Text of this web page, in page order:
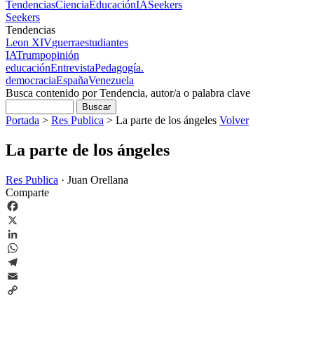
TendenciasCienciaEducaciónIASeekers
Seekers
Tendencias
Leon XIVguerraestudiantes
IATrumpopinión
educaciónEntrevistaPedagogía.
democraciaEspañaVenezuela
Busca contenido por Tendencia, autor/a o palabra clave
Portada > Res Publica > La parte de los ángeles Volver
La parte de los ángeles
Res Publica · Juan Orellana
Comparte
Facebook
X
LinkedIn
WhatsApp
Telegram
Email